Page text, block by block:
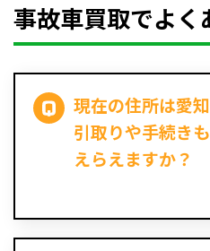
事故車買取でよく
現在の住所は愛
引取りや手続き
えらえますか？